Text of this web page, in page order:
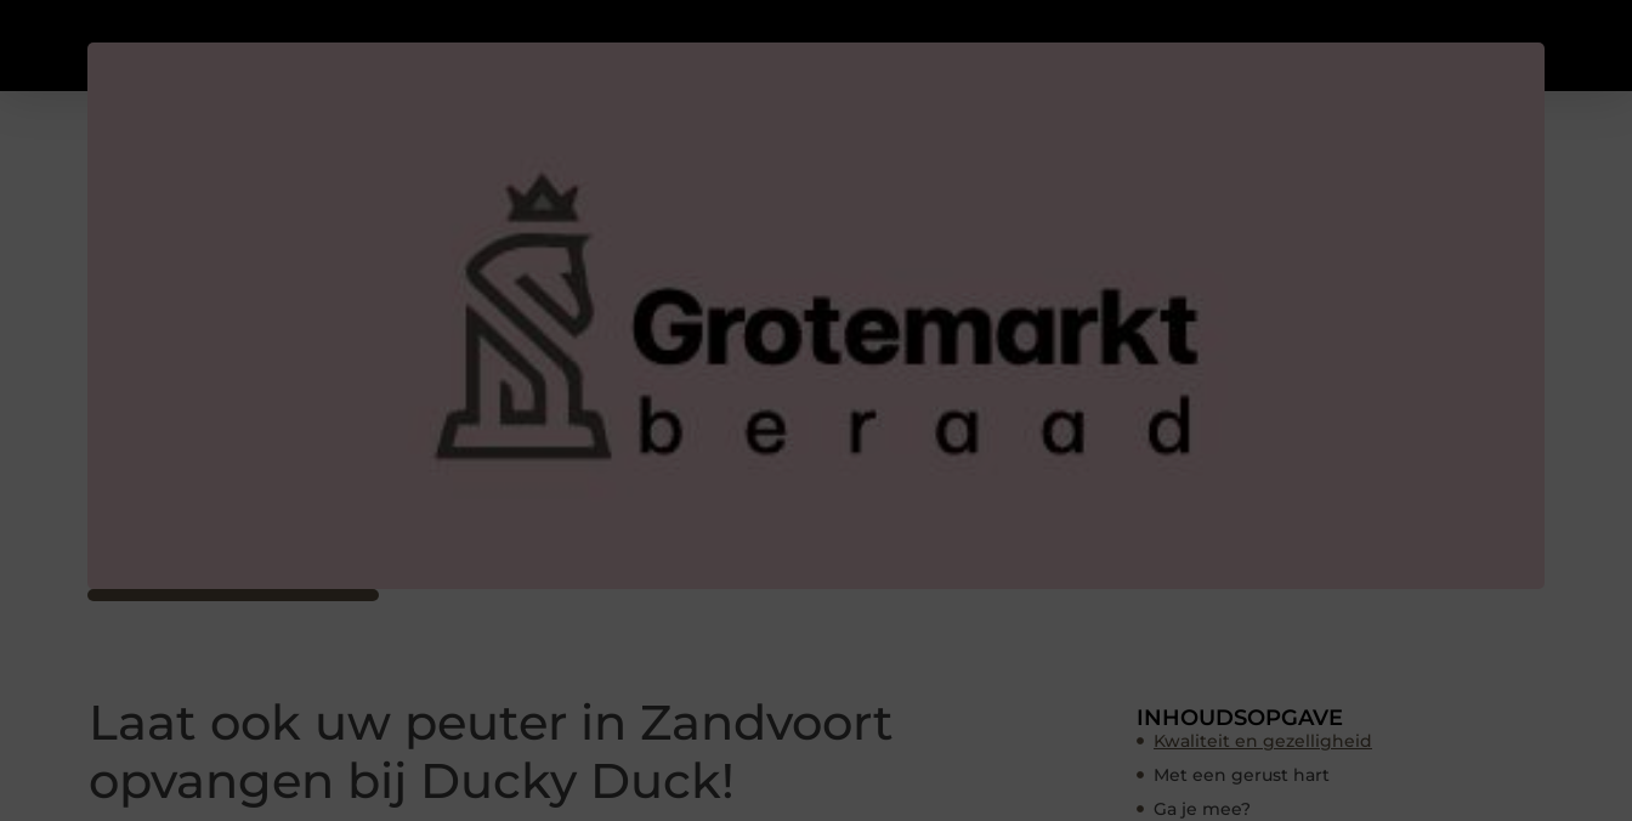
Laat ook uw peuter in Zandvoort
opvangen bij Ducky Duck!
INHOUDSOPGAVE
Kwaliteit en gezelligheid
Met een gerust hart
Ga je mee?